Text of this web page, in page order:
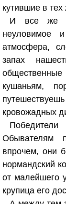
кутившие в
И все же в
неуловимое
атмосфера,
запах
кушаньям,
кровожадных
Обывателям
впрочем, они
нормандский
от малейшего
крупица его